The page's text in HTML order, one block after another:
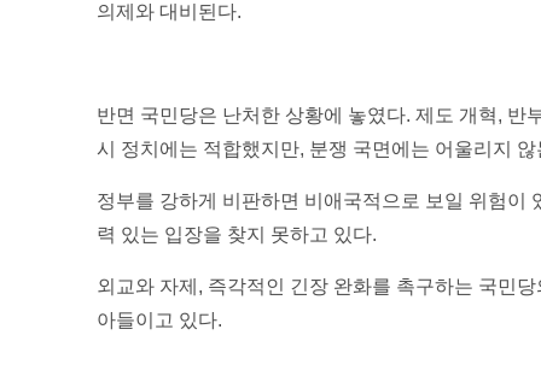
의제와 대비된다.
반면 국민당은 난처한 상황에 놓였다. 제도 개혁, 반
시 정치에는 적합했지만, 분쟁 국면에는 어울리지
정부를 강하게 비판하면 비애국적으로 보일 위험이
력 있는 입장을 찾지 못하고 있다.
외교와 자제, 즉각적인 긴장 완화를 촉구하는 국민
아들이고 있다.